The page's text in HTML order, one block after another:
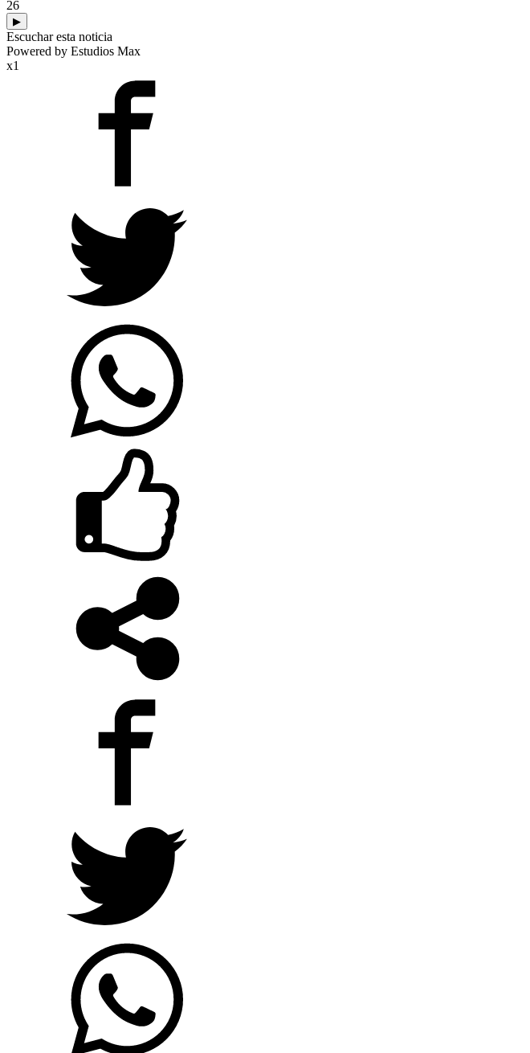
26
▶
Escuchar esta noticia
Powered by Estudios Max
x1